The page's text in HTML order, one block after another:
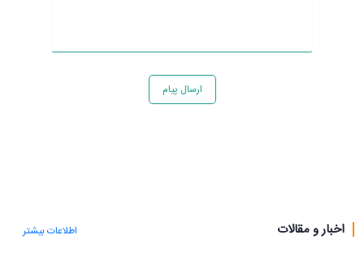
ارسال پیام
اخبار و مقالات اطلاعات بیشتر